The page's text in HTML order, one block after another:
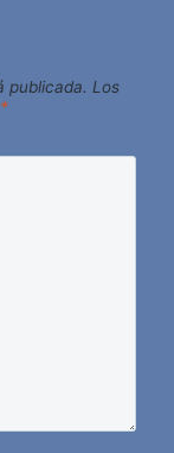
publicada. Los
*